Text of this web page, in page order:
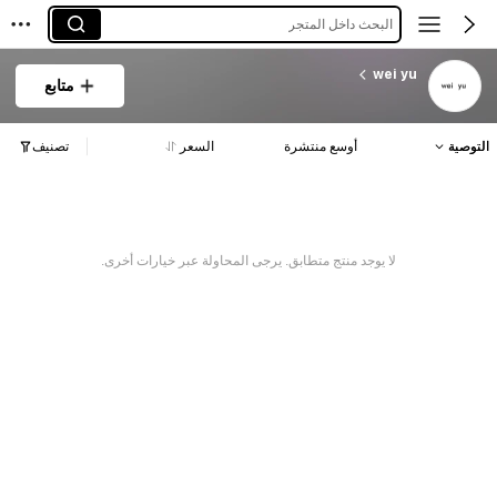
البحث داخل المتجر
wei yu
متابع
التوصية أوسع منتشرة السعر تصنيف
لا يوجد منتج متطابق. يرجى المحاولة عبر خيارات أخرى.